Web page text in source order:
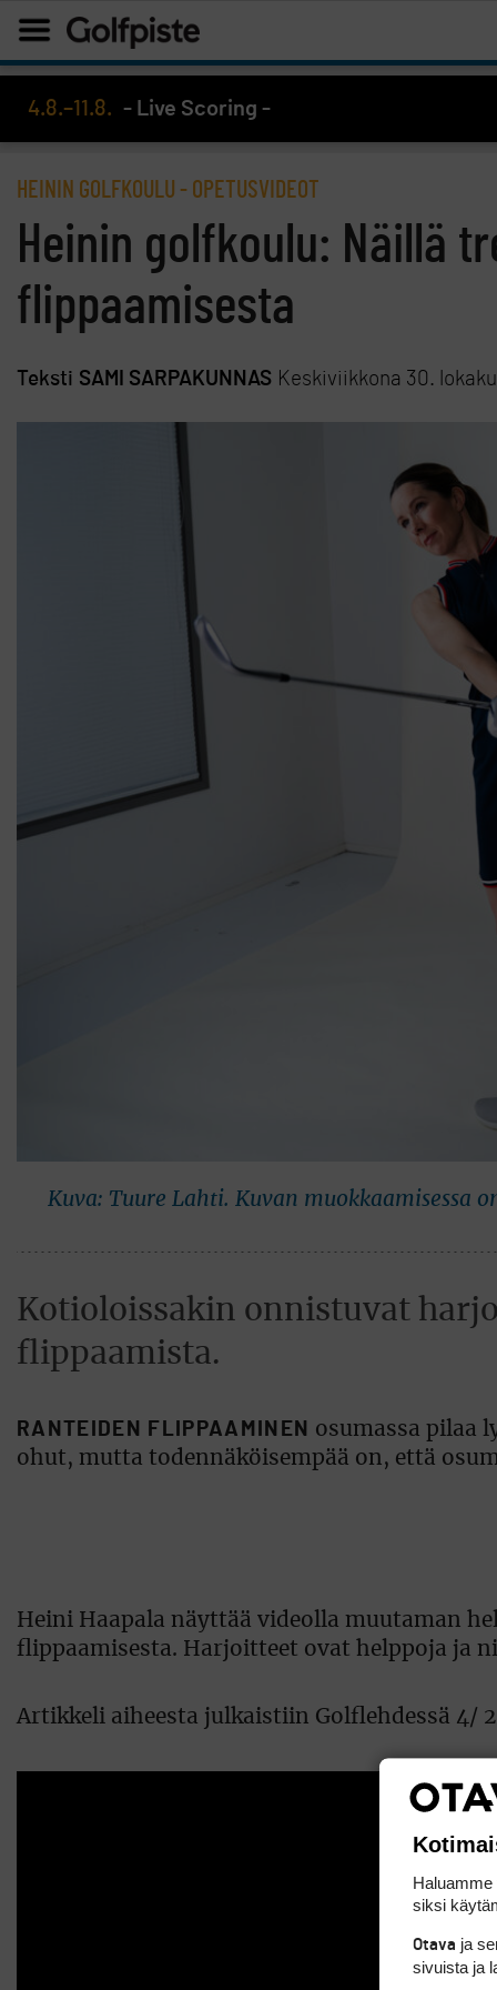
4.8.–11.8. - Live Scoring -
HEININ GOLFKOULU - OPETUSVIDEOT
Heinin golfkoulu: Näillä
flippaamisesta
Teksti SAMI SARPAKUNNAS Keskiviikkona 30.
Kuva: Tuure Lahti. Kuvan muokkaamisessa
Kotioloissakin onnistuvat
flippaamista.
RANTEIDEN FLIPPAAMINEN osumassa pilaa
ohut, mutta todennäköisempää on, että
Heini Haapala näyttää videolla muutaman
flippaamisesta. Harjoitteet ovat helppoja ja
Artikkeli aiheesta julkaistiin Golflehdessä 4/
Haluamme
siksi
Otava ja
sivuista ja